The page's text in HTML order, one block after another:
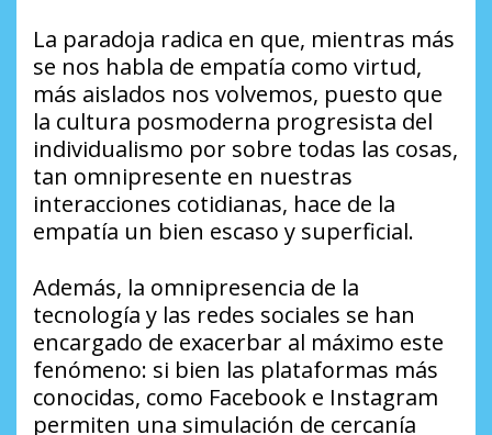
La paradoja radica en que, mientras más
se nos habla de empatía como virtud,
más aislados nos volvemos, puesto que
la cultura posmoderna progresista del
individualismo por sobre todas las cosas,
tan omnipresente en nuestras
interacciones cotidianas, hace de la
empatía un bien escaso y superficial.
Además, la omnipresencia de la
tecnología y las redes sociales se han
encargado de exacerbar al máximo este
fenómeno: si bien las plataformas más
conocidas, como Facebook e Instagram
permiten una simulación de cercanía